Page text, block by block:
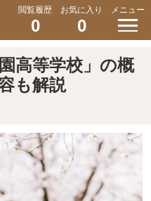
閲覧履歴
0
お気に入り
0
メニュー
高等学校」の概
も解説